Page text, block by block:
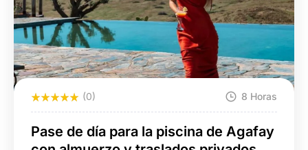
(0) 8 Horas
Pase de día para la piscina de Agafay